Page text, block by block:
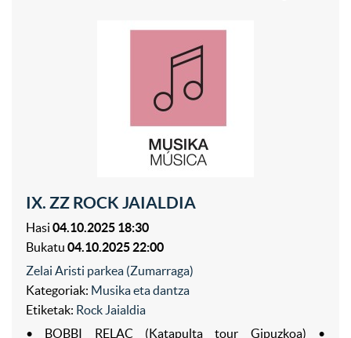
IX. ZZ ROCK JAIALDIA
Hasi 04.10.2025 18:30
Bukatu 04.10.2025 22:00
Zelai Aristi parkea (Zumarraga)
Kategoriak: Musika eta dantza
Etiketak: Rock Jaialdia
• BOBBI RELAC (Katapulta tour Gipuzkoa) •